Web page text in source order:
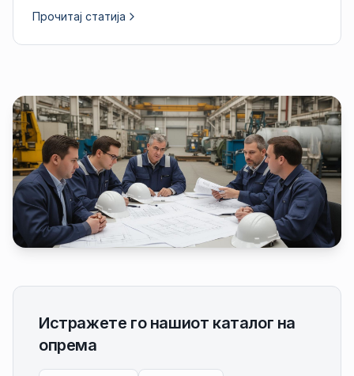
Прочитај статија
Истражете го нашиот каталог на
опрема